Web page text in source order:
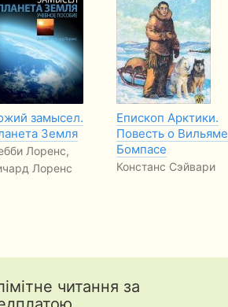
замысел.
Земля
Лоренс,
Лоренс
Епископ Арктики.
Повесть о Вильяме
Бомпасе
Констанс Сэйвари
читання за